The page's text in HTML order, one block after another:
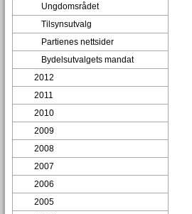
Ungdomsrådet
Tilsynsutvalg
Partienes nettsider
Bydelsutvalgets mandat
2012
2011
2010
2009
2008
2007
2006
2005